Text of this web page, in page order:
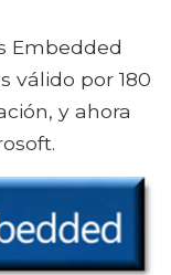
Embedded
válido por 180
y ahora